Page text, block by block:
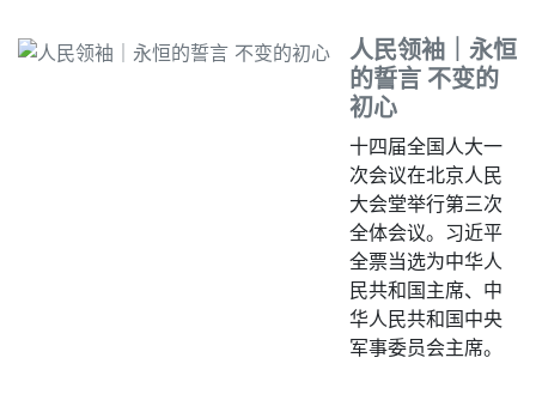
人民领袖｜永恒
的誓言 不变的
初心
十四届全国人大一
次会议在北京人民
大会堂举行第三次
全体会议。习近平
全票当选为中华人
民共和国主席、中
华人民共和国中央
军事委员会主席。